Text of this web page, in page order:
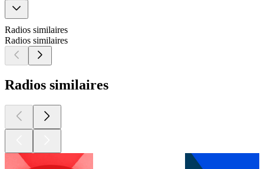
Radios similaires
Radios similaires
Radios similaires